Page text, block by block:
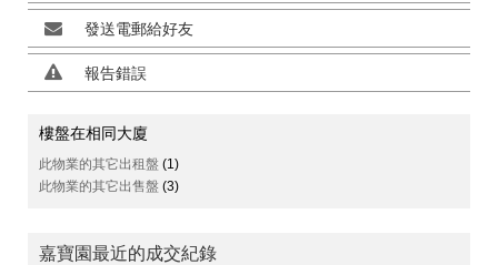
發送電郵給好友
報告錯誤
樓盤在相同大廈
此物業的其它出租盤 (1)
此物業的其它出售盤 (3)
嘉寶園最近的成交紀錄